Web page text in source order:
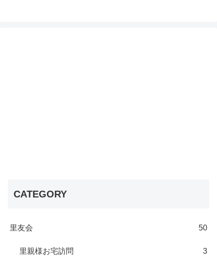
CATEGORY
里友会 50
里親様お宅訪問 3